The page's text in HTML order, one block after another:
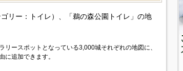
リー：トイレ）、「鵜の森公園トイレ」の地
リースポットとなっている3,000城それぞれの地図に、
に追加できます。